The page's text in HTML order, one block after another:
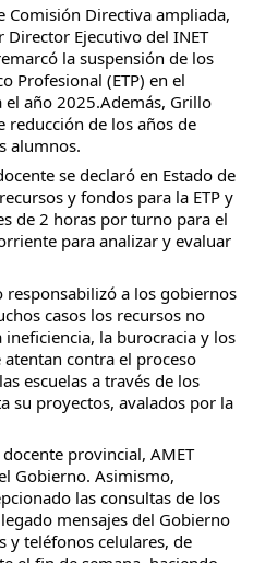
Comisión Directiva ampliada,
Ejecutivo del INET
la suspensión de los
Profesional (ETP) en el
año 2025.Además, Grillo
reducción de los años de
alumnos.
se declaró en Estado de
y fondos para la ETP y
de 2 horas por turno para el
para analizar y evaluar
responsabilizó a los gobiernos
casos los recursos no
ineficiencia, la burocracia y los
contra el proceso
escuelas a través de los
su proyectos, avalados por la
provincial, AMET
Gobierno. Asimismo,
las consultas de los
mensajes del Gobierno
y teléfonos celulares, de